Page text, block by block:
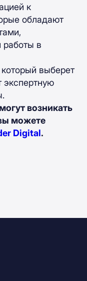
к
обладают
в
выберет
экспертную
возникать
можете
Digital.